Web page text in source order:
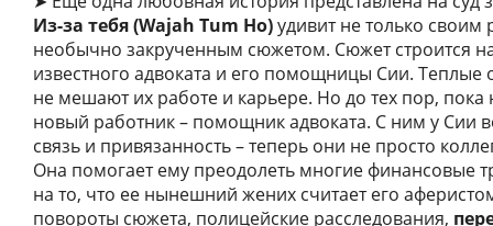
Из-за тебя (Wajah Tum Ho)удивит не только
необычно закрученным сюжетом. Сюжет строится
известного адвоката и его помощницы Сии. Теплые
не мешают их работе и карьере. Но до тех пор, пока
новый работник – помощник адвоката. С ним у Сии
связь и привязанность – теперь они не просто
Она помогает ему преодолеть многие финансовые
на то, что ее нынешний жених считает его
повороты сюжета, полицейские расследования,